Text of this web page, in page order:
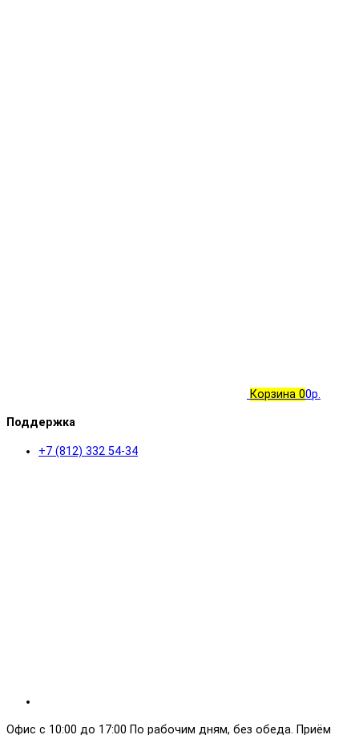
Корзина 00р.
Поддержка
+7 (812) 332 54-34
Офис с 10:00 до 17:00 По рабочим дням, без обеда. Приём